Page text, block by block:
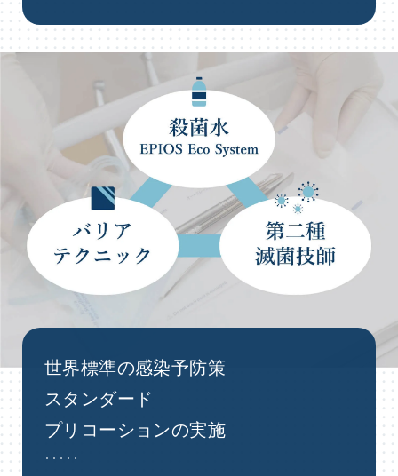
世界標準の感染予防策
スタンダード
プリコーションの実施